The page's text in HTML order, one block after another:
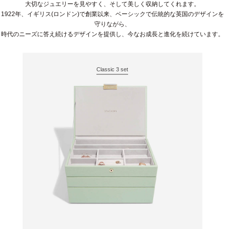
大切なジュエリーを見やすく、そして美しく収納してくれます。
1922年、イギリス(ロンドン)で創業以来、ベーシックで伝統的な英国のデザインを
守りながら、
時代のニーズに答え続けるデザインを提供し、今なお成長と進化を続けています。
Classic 3 set